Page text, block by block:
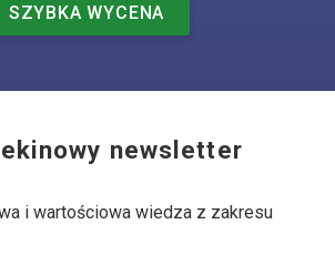
SZYBKA WYCENA
newsletter
i wartościowa wiedza z zakresu